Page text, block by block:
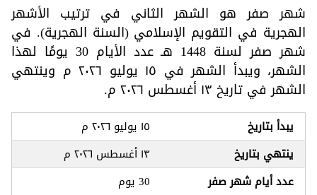
شهر صفر هو الشهر الثاني في ترتيب الأشهر
الهجرية في التقويم الإسلامي (السنة الهجرية). في
شهر صفر لسنة 1448 هـ عدد الأيام 30 يومًا لهذا
الشهر، ويبدأ الشهر في ١٥ يوليو ٢٠٢٦ م وينتهي
الشهر في تاريخ ١٣ أغسطس ٢٠٢٦ م.
يبدأ بتاريخ
١٥ يوليو ٢٠٢٦ م
ينتهي بتاريخ
١٣ أغسطس ٢٠٢٦ م
عدد أيام شهر صفر
30 يوم